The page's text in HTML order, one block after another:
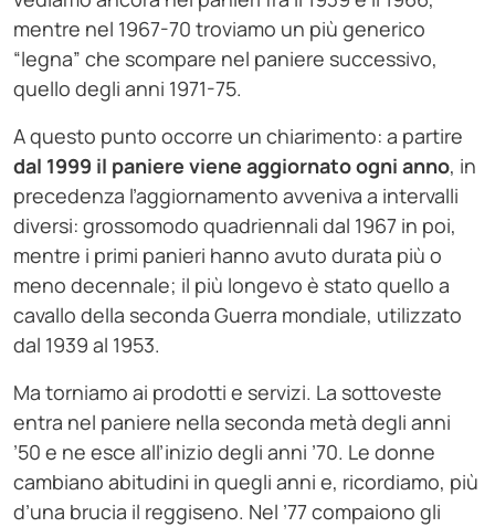
mentre nel 1967-70 troviamo un più generico
“legna” che scompare nel paniere successivo,
quello degli anni 1971-75.
A questo punto occorre un chiarimento: a partire
dal 1999 il paniere viene aggiornato ogni anno, in
precedenza l’aggiornamento avveniva a intervalli
diversi: grossomodo quadriennali dal 1967 in poi,
mentre i primi panieri hanno avuto durata più o
meno decennale; il più longevo è stato quello a
cavallo della seconda Guerra mondiale, utilizzato
dal 1939 al 1953.
Ma torniamo ai prodotti e servizi. La sottoveste
entra nel paniere nella seconda metà degli anni
’50 e ne esce all’inizio degli anni ’70. Le donne
cambiano abitudini in quegli anni e, ricordiamo, più
d’una brucia il reggiseno. Nel ’77 compaiono gli